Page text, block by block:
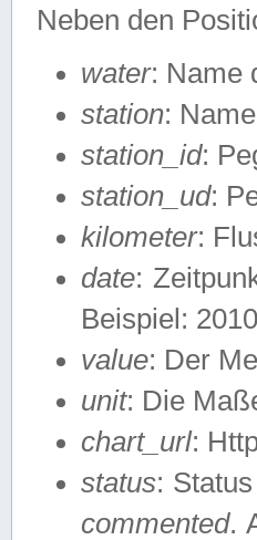
Neben den
water: Name
station:
station_id:
station_ud:
kilometer:
date:
Beispiel:
value: Der
unit: Die
chart_url:
status:
commented.